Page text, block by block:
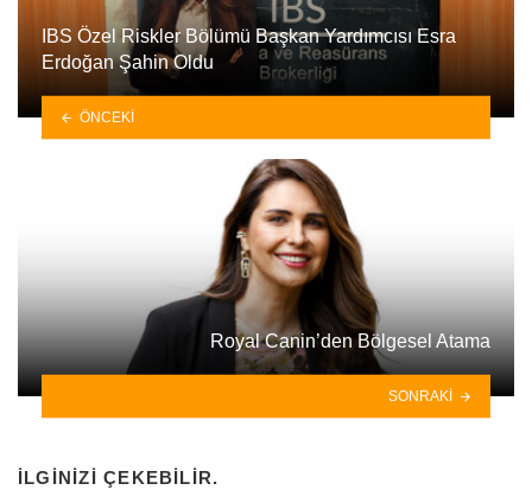
IBS Özel Riskler Bölümü Başkan Yardımcısı Esra
Erdoğan Şahin Oldu
ÖNCEKI
Royal Canin’den Bölgesel Atama
SONRAKI
İLGINIZI ÇEKEBILIR.